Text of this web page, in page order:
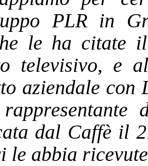
PLR in
le ha citate
televisivo, e
aziendale con
dal Caffè il
le abbia